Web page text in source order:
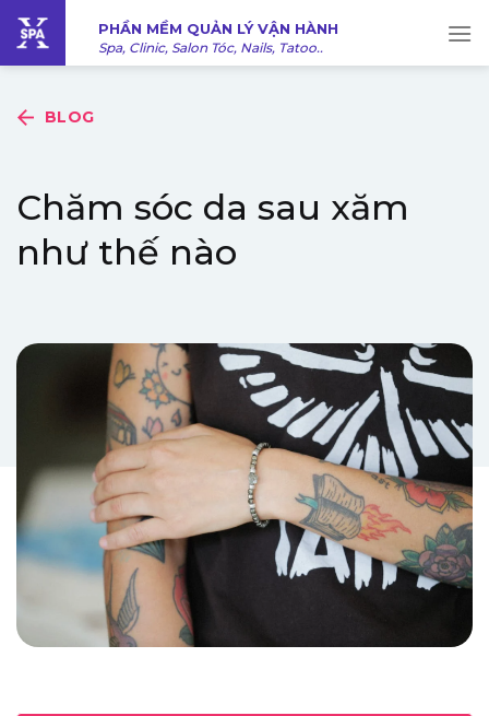
Bỏ
qua
nội
PHẦN MỀM QUẢN LÝ VẬN HÀNH
Spa, Clinic, Salon Tóc, Nails, Tatoo..
BLOG
Chăm sóc da sau xăm
như thế nào